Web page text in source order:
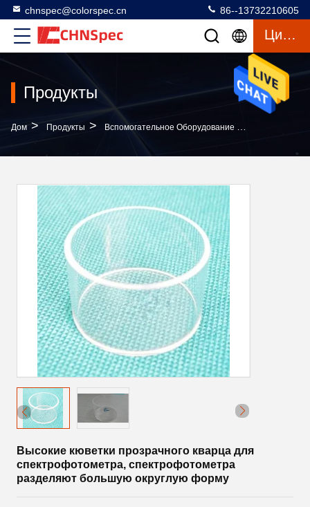
chnspec@colorspec.cn 86--13732210605
Цитата
Продукты
Дом > Продукты > Вспомогательное Оборудование Спектрофотометра
Высокие кюветки прозрачного кварца для
спектрофотометра, спектрофотометра
разделяют большую округлую форму